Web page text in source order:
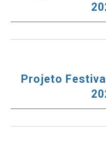
Projeto